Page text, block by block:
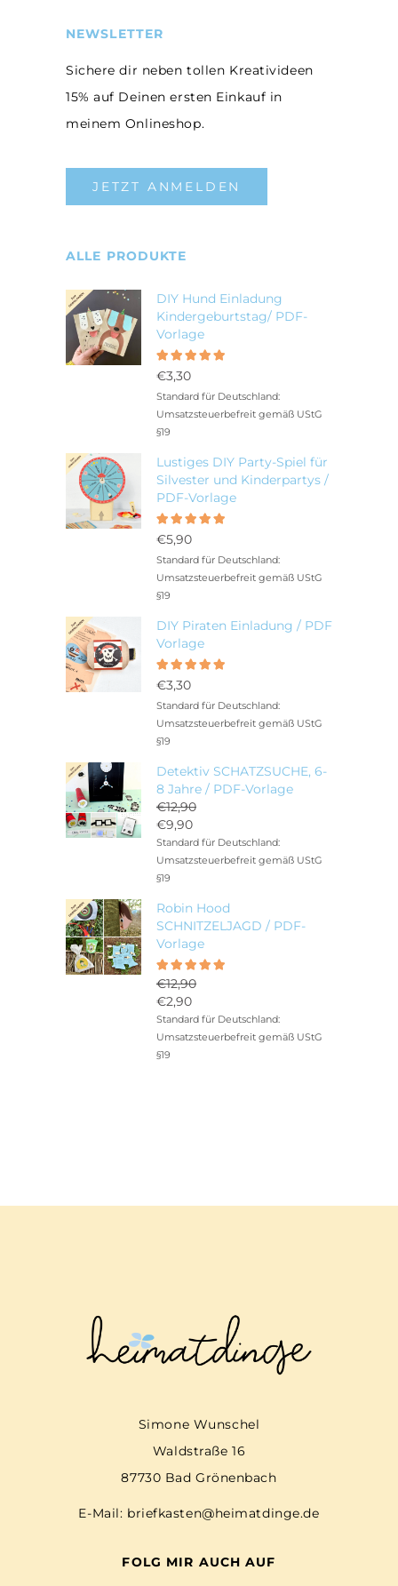
NEWSLETTER
Sichere dir neben tollen Kreativideen
15% auf Deinen ersten Einkauf in
meinem Onlineshop.
JETZT ANMELDEN
ALLE PRODUKTE
DIY Hund Einladung
Kindergeburtstag/ PDF-
Vorlage
mit5.00
von 5
€3,30
Standard für Deutschland:
Umsatzsteuerbefreit gemäß UStG
§19
Lustiges DIY Party-Spiel für
Silvester und Kinderpartys /
PDF-Vorlage
mit5.00
von 5
€5,90
Standard für Deutschland:
Umsatzsteuerbefreit gemäß UStG
§19
DIY Piraten Einladung / PDF
Vorlage
mit5.00
von 5
€3,30
Standard für Deutschland:
Umsatzsteuerbefreit gemäß UStG
§19
Detektiv SCHATZSUCHE, 6-
8 Jahre / PDF-Vorlage
€12,90
Ursprünglicher
Preis
war:
€12,90
€9,90
Aktueller
Preis
ist:
Standard für Deutschland:
Umsatzsteuerbefreit gemäß UStG
§19
Robin Hood
SCHNITZELJAGD / PDF-
Vorlage
mit5.00
von 5
€12,90
Ursprünglicher
Preis
war:
€12,90
€2,90
Aktueller
Preis
ist:
Standard für Deutschland:
Umsatzsteuerbefreit gemäß UStG
§19
Simone Wunschel
Waldstraße 16
87730 Bad Grönenbach
E-Mail: briefkasten@heimatdinge.de
FOLG MIR AUCH AUF